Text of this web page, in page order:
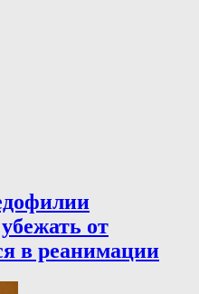
от
в реанимации